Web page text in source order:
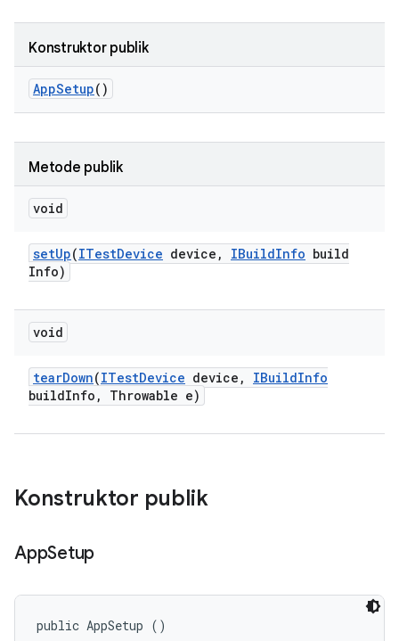
Konstruktor publik
AppSetup()
Metode publik
void
setUp(ITestDevice device , IBuildInfo build
Info)
void
tearDown(ITestDevice device , IBuildInfo
buildInfo , Throwable e)
Konstruktor publik
AppSetup
public AppSetup ()